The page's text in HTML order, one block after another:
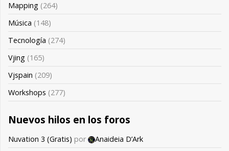
Mapping (264)
Música (148)
Tecnología (274)
Vjing (165)
Vjspain (209)
Workshops (277)
Nuevos hilos en los foros
Nuvation 3 (Gratis) por
Anaideia D’Ark